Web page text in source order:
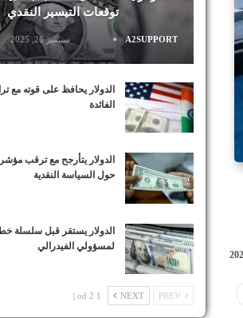
توقعات التيسير النقدي
A2SUPPORT سبتمبر 26, 2025
الدولار يحافظ على قوته مع
الفائدة
الدولار يتأرجح مع ترقب
حول السياسة النقدية
الدولار يستقر قبل سلسلة
لمسؤولي الفيدرالي
NEXT
1 od 2 |